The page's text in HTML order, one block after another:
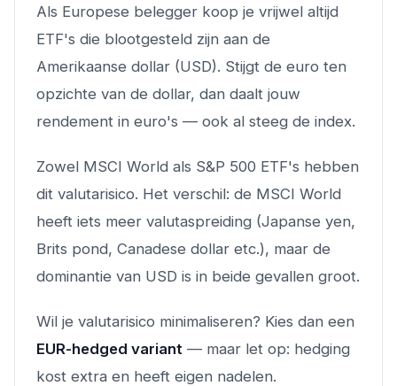
Als Europese belegger koop je vrijwel altijd
ETF's die blootgesteld zijn aan de
Amerikaanse dollar (USD). Stijgt de euro ten
opzichte van de dollar, dan daalt jouw
rendement in euro's — ook al steeg de index.
Zowel MSCI World als S&P 500 ETF's hebben
dit valutarisico. Het verschil: de MSCI World
heeft iets meer valutaspreiding (Japanse yen,
Brits pond, Canadese dollar etc.), maar de
dominantie van USD is in beide gevallen groot.
Wil je valutarisico minimaliseren? Kies dan een
EUR-hedged variant — maar let op: hedging
kost extra en heeft eigen nadelen.